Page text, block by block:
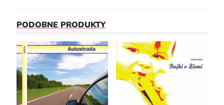
PODOBNE PRODUKTY